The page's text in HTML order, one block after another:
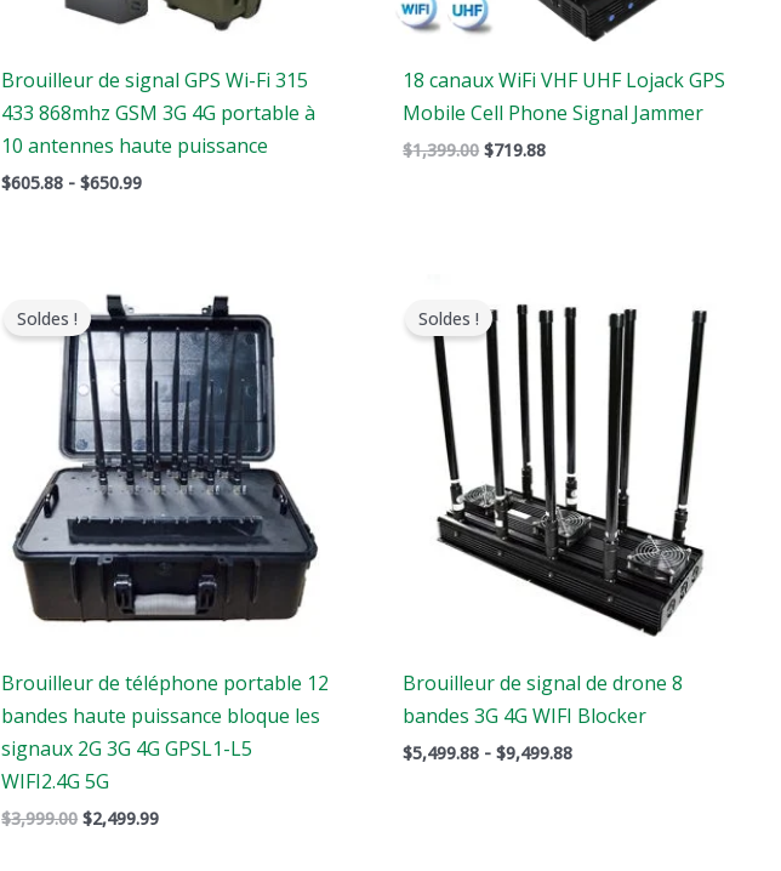
Brouilleur de signal GPS Wi-Fi 315
433 868mhz GSM 3G 4G portable à
10 antennes haute puissance
$605.88 - $650.99
18 canaux WiFi VHF UHF Lojack GPS
Mobile Cell Phone Signal Jammer
$1,399.00 $719.88
Soldes !
Brouilleur de téléphone portable 12
bandes haute puissance bloque les
signaux 2G 3G 4G GPSL1-L5
WIFI2.4G 5G
$3,999.00
prix
original
était
$3,999.00.
$2,499.99
actuel
est
$2,499.99.
Soldes !
Brouilleur de signal de drone 8
bandes 3G 4G WIFI Blocker
$5,499.88 - $9,499.88
de
prix
$5,499.88
$9,499.88